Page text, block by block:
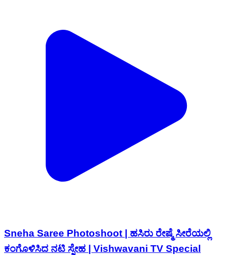
Sneha Saree Photoshoot | ಹಸಿರು ರೇಷ್ಮೆ ಸೀರೆಯಲ್ಲಿ
ಕಂಗೊಳಿಸಿದ ನಟಿ ಸ್ನೇಹ | Vishwavani TV Special